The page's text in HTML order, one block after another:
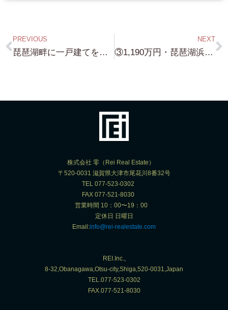
PREVIOUS
琵琶湖畔に一戸建てをお探しの方へ！・今日は 琵琶湖畔の戸建で ”琵琶湖浜前” ”琵琶湖に近い” を 集めてみました！ どの物件も 家からの琵琶湖の眺めは 最高です！➡︎南禅寺界隈の邸宅や、琵琶湖畔の別荘・浜付物件などの売却・購入のご依頼は、弊社のLINE (ID reirealestate) の方を、登録頂き問い合わせください！
NEXT
③1,190万円・琵琶湖浜近く（敷地から琵琶湖見えてます）・直線距離で約60m・家を出て左に歩けば、すぐに琵琶湖です！家から琵琶湖も見えます！湖北エリアの ”のどかな田舎町”・敷地約90坪・これも 中々売り物が出ない場所です！➡︎南禅寺界隈の邸宅や、琵琶湖畔の別荘・浜付物件などの売却・購入のご依頼は、弊社のLINE (ID reirealestate) の方を、登録頂き問い合わせください！
株式会社 零（Rei Real Estate）
〒520-0031 滋賀県大津市尾花川8番32号
TEL 077-523-0302
FAX 077-521-8030
営業時間 10：00〜19：00
定休日 日曜日
Email:info@rei-realestate.com
REI.Inc.,
8-32,Obanagawa,Otsu-city,Shiga,520-0031,Japan
TEL.077-523-0302
FAX.077-521-8030